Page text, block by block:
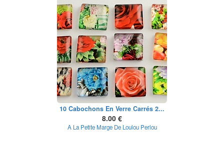
10 Cabochons En Verre Carrés 2...
8.00 €
A La Petite Marge De Loulou Perlou